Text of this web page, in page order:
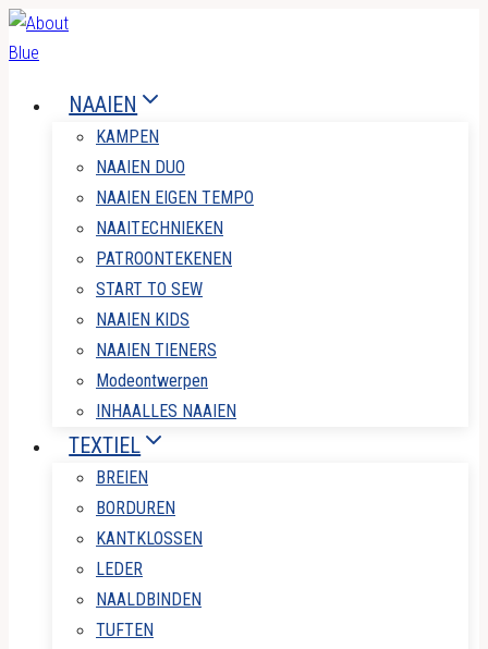
Doorgaan
naar
NAAIEN
KAMPEN
NAAIEN DUO
NAAIEN EIGEN TEMPO
NAAITECHNIEKEN
PATROONTEKENEN
START TO SEW
NAAIEN KIDS
NAAIEN TIENERS
Modeontwerpen
INHAALLES NAAIEN
TEXTIEL
BREIEN
BORDUREN
KANTKLOSSEN
LEDER
NAALDBINDEN
TUFTEN